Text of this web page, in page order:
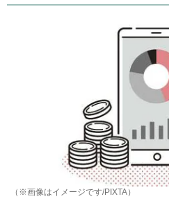
（※画像はイメージです/PIXTA）